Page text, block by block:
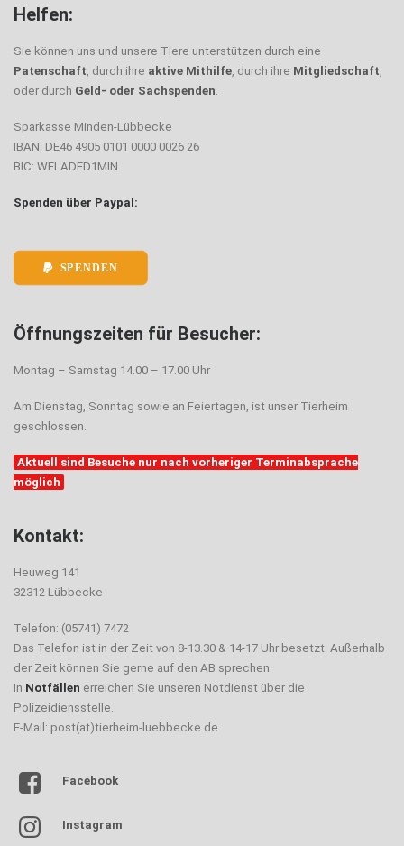
Helfen:
Sie können uns und unsere Tiere unterstützen durch eine
Patenschaft, durch ihre aktive Mithilfe, durch ihre Mitgliedschaft,
oder durch Geld- oder Sachspenden.
Sparkasse Minden-Lübbecke
IBAN: DE46 4905 0101 0000 0026 26
BIC: WELADED1MIN
Spenden über Paypal:
SPENDEN
Öffnungszeiten für Besucher:
Montag – Samstag 14.00 – 17.00 Uhr
Am Dienstag, Sonntag sowie an Feiertagen, ist unser Tierheim
geschlossen.
Aktuell sind Besuche nur nach vorheriger Terminabsprache
möglich
Kontakt:
Heuweg 141
32312 Lübbecke
Telefon: (05741) 7472
Das Telefon ist in der Zeit von 8-13.30 & 14-17 Uhr besetzt. Außerhalb
der Zeit können Sie gerne auf den AB sprechen.
In Notfällen erreichen Sie unseren Notdienst über die
Polizeidiensstelle.
E-Mail: post(at)tierheim-luebbecke.de
Facebook
Instagram